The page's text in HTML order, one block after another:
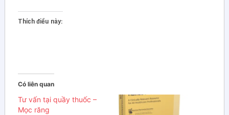
Thích điều này:
Có liên quan
Tư vấn tại quầy thuốc –
Mọc răng